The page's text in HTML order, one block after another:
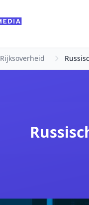
Rijksoverheid